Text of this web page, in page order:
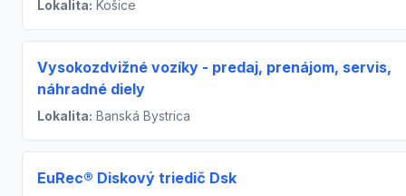
Lokalita: Košice
Vysokozdvižné vozíky - predaj, prenájom, servis,
náhradné diely
Lokalita: Banská Bystrica
EuRec® Diskový triedič Dsk